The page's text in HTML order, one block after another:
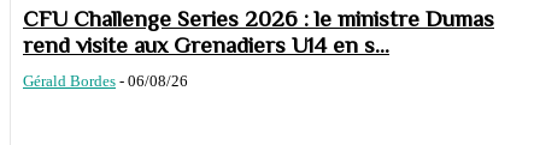
CFU Challenge Series 2026 : le ministre Dumas
rend visite aux Grenadiers U14 en s...
Gérald Bordes - 06/08/26